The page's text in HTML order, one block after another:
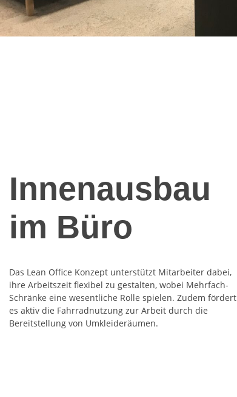
Innenausbau
im Büro
Das Lean Office Konzept unterstützt Mitarbeiter dabei,
ihre Arbeitszeit flexibel zu gestalten, wobei Mehrfach-
Schränke eine wesentliche Rolle spielen. Zudem fördert
es aktiv die Fahrradnutzung zur Arbeit durch die
Bereitstellung von Umkleideräumen.